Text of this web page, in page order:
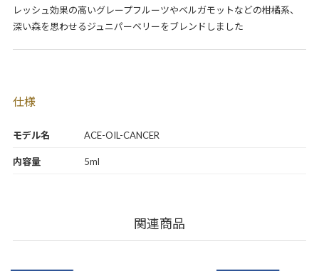
モデル名 ACE-OIL-CANCER
レッシュ効果の高いグレープフルーツやベルガモットなどの柑橘系、
深い森を思わせるジュニパーベリーをブレンドしました
仕様
内容量 5ml
関連商品